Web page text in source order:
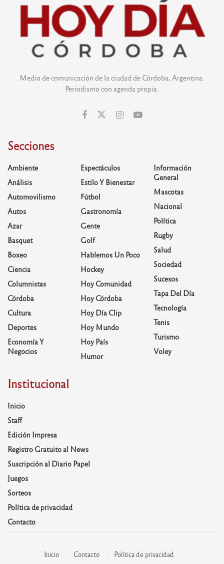
Medio de comunicación de la ciudad de Córdoba, Argentina.
Periodismo con agenda propia.
Secciones
Ambiente
Análisis
Automovilismo
Autos
Azar
Basquet
Boxeo
Ciencia
Columnistas
Córdoba
Cultura
Deportes
Economía Y
Negocios
Espectáculos
Estilo Y Bienestar
Fútbol
Gastronomía
Gente
Golf
Hablemos Un Poco
Hockey
Hoy Comunidad
Hoy Córdoba
Hoy Día Clip
Hoy Mundo
Hoy País
Humor
Información
General
Mascotas
Nacional
Política
Rugby
Salud
Sociedad
Sucesos
Tapa Del Día
Tecnología
Tenis
Turismo
Voley
Institucional
Inicio
Staff
Edición Impresa
Registro Gratuito al News
Suscripción al Diario Papel
Juegos
Sorteos
Política de privacidad
Contacto
Inicio Contacto Política de privacidad